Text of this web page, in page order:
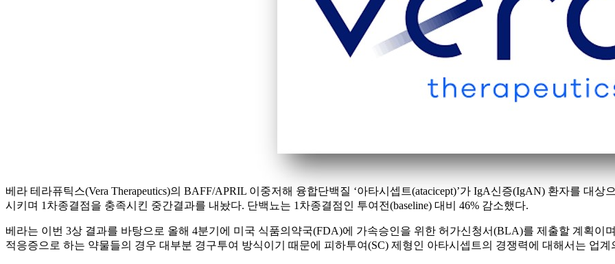
베라 테라퓨틱스(Vera Therapeutics)의 BAFF/APRIL 이중저해 융합단백질 ‘아타시셉트(atacicept)’가 IgA신증(IgAN) 환자를 대
시키며 1차종결점을 충족시킨 중간결과를 내놨다. 단백뇨는 1차종결점인 투여전(baseline) 대비 46% 감소했다.
베라는 이번 3상 결과를 바탕으로 올해 4분기에 미국 식품의약국(FDA)에 가속승인을 위한 허가신청서(BLA)를 제출할 계획이
적응증으로 하는 약물들의 경우 대부분 경구투여 방식이기 때문에 피하투여(SC) 제형인 아타시셉트의 경쟁력에 대해서는 업계